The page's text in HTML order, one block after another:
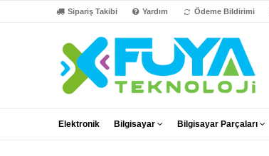
Sipariş Takibi Yardım Ödeme Bildirimi
Elektronik Bilgisayar Bilgisayar Parçaları